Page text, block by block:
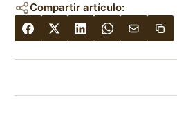
Compartir artículo: